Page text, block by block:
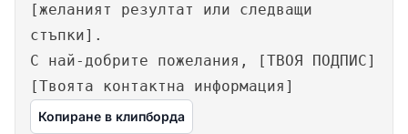
[желаният резултат или следващи
стъпки].
С най-добрите пожелания, [ТВОЯ ПОДПИС]
[Твоята контактна информация]
Копиране в клипборда